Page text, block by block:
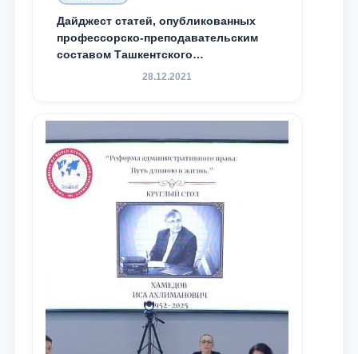
Дайджест статей, опубликованных
профессорско-преподавательским
составом Ташкентского
государственного юридического
доведения до международного
сообщества результатов реформ и
исследований в сфере
противодействия коррупции
28.12.2021